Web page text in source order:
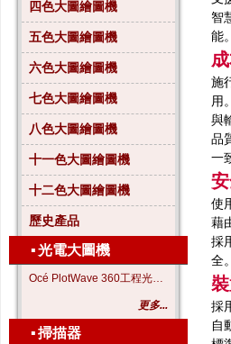
四色大圖繪圖機
五色大圖繪圖機
六色大圖繪圖機
七色大圖繪圖機
八色大圖繪圖機
十一色大圖繪圖機
十二色大圖繪圖機
歷史產品
▪光電大圖機
Océ PlotWave 360工程光電大圖機
更多...
▪掃描器
智
能。
施
用。
與
品
一
使
藉
採
全。
採
自